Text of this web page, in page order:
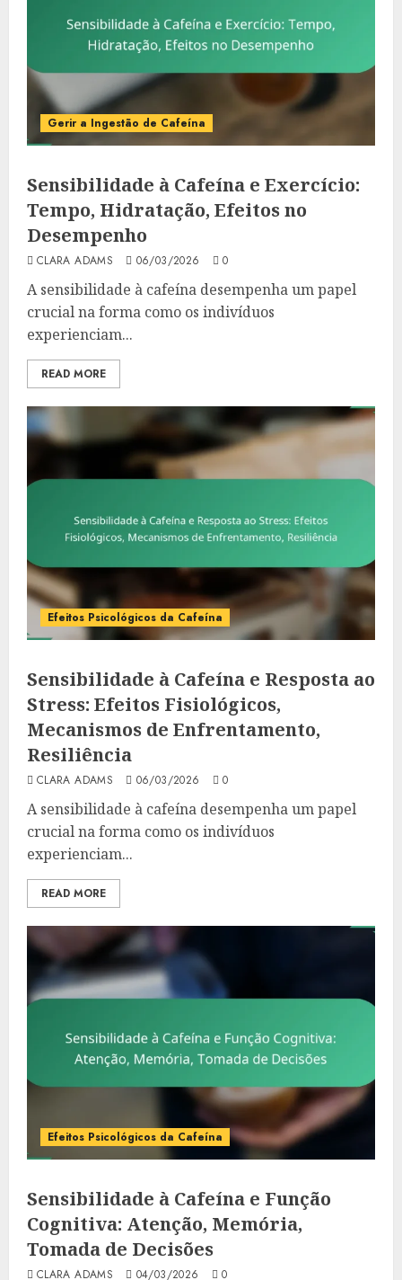
Gerir a Ingestão de Cafeína
Sensibilidade à Cafeína e Exercício:
Tempo, Hidratação, Efeitos no
Desempenho
CLARA ADAMS 06/03/2026 0
A sensibilidade à cafeína desempenha um papel
crucial na forma como os indivíduos
experienciam...
READ MORE
Efeitos Psicológicos da Cafeína
Sensibilidade à Cafeína e Resposta ao
Stress: Efeitos Fisiológicos,
Mecanismos de Enfrentamento,
Resiliência
CLARA ADAMS 06/03/2026 0
A sensibilidade à cafeína desempenha um papel
crucial na forma como os indivíduos
experienciam...
READ MORE
Efeitos Psicológicos da Cafeína
Sensibilidade à Cafeína e Função
Cognitiva: Atenção, Memória,
Tomada de Decisões
CLARA ADAMS 04/03/2026 0